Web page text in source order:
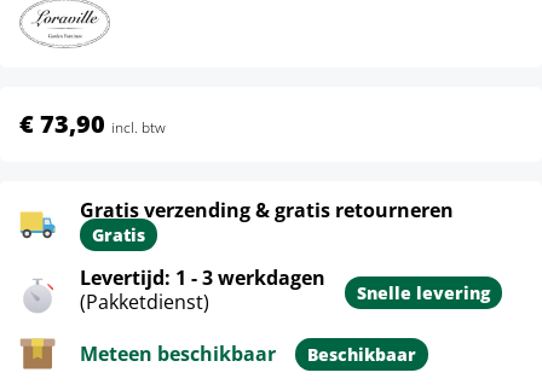
€ 73,90 incl. btw
Gratis verzending & gratis retourneren
Gratis
Levertijd: 1 - 3 werkdagen
(Pakketdienst)
Snelle levering
Meteen beschikbaar Beschikbaar